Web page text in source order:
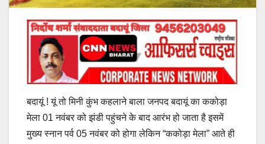
बदायूं ! यूं तो मिनी कुंभ कहलाने बाला जनपद बदायूं का ककोड़ा
मेला 01 नवंबर को झंडी पहुंचने के बाद आरंभ हो जाता है इसमें
मुख्य स्नान पर्व 05 नवंबर को होगा लेकिन “ककोड़ा मेला” आते ही